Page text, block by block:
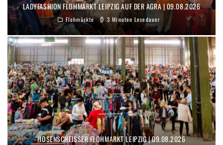
LADYFASHION FLOHMARKT LEIPZIG AUF DER AGRA | 09.08.2026
Flohmärkte 3 Minuten Lesedauer
HOSENSCHEISSER FLOHMARKT LEIPZIG | 09.08.2026